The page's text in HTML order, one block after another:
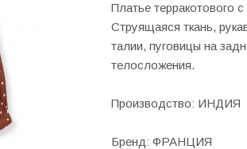
Платье терракотового
Струящаяся ткань,
талии, пуговицы на
телосложения.
Производство: ИНДИЯ
Бренд: ФРАНЦИЯ